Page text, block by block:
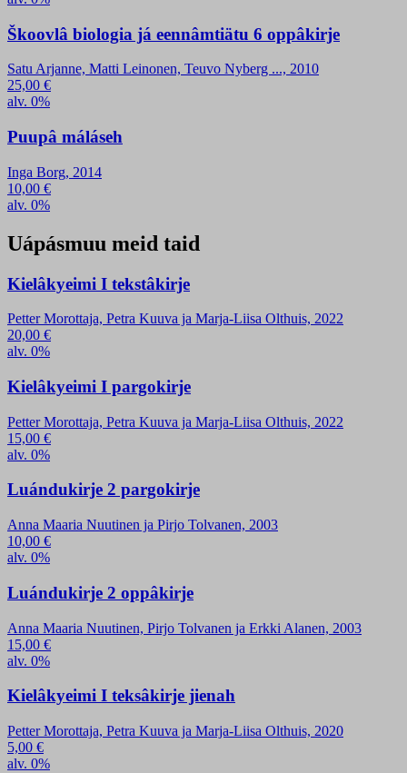
Škoovlâ biologia já eennâmtiätu 6 oppâkirje
Satu Arjanne, Matti Leinonen, Teuvo Nyberg ..., 2010
25,00 €
alv. 0%
Puupâ máláseh
Inga Borg, 2014
10,00 €
alv. 0%
Uápásmuu meid taid
Kielâkyeimi I tekstâkirje
Petter Morottaja, Petra Kuuva ja Marja-Liisa Olthuis, 2022
20,00 €
alv. 0%
Kielâkyeimi I pargokirje
Petter Morottaja, Petra Kuuva ja Marja-Liisa Olthuis, 2022
15,00 €
alv. 0%
Luándukirje 2 pargokirje
Anna Maaria Nuutinen ja Pirjo Tolvanen, 2003
10,00 €
alv. 0%
Luándukirje 2 oppâkirje
Anna Maaria Nuutinen, Pirjo Tolvanen ja Erkki Alanen, 2003
15,00 €
alv. 0%
Kielâkyeimi I teksâkirje jienah
Petter Morottaja, Petra Kuuva ja Marja-Liisa Olthuis, 2020
5,00 €
alv. 0%